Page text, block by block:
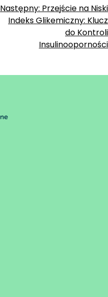
Następny: Przejście na Niski
Indeks Glikemiczny: Klucz
do Kontroli
Insulinooporności